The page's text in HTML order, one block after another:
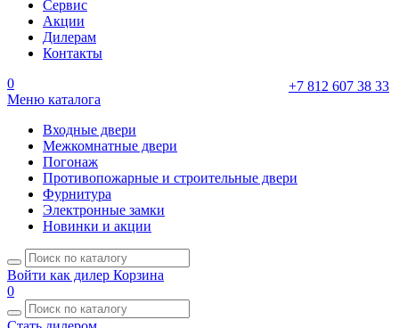
Сервис
Акции
Дилерам
Контакты
+7 812 607 38 33
0
Меню каталога
Входные двери
Межкомнатные двери
Погонаж
Противопожарные и строительные двери
Фурнитура
Электронные замки
Новинки и акции
Войти как дилер Корзина
0